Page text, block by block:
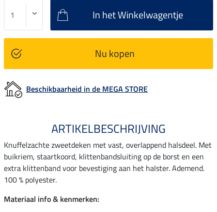
In het Winkelwagentje
Nu kopen
Beschikbaarheid in de MEGA STORE
ARTIKELBESCHRIJVING
Knuffelzachte zweetdeken met vast, overlappend halsdeel. Met
buikriem, staartkoord, klittenbandsluiting op de borst en een
extra klittenband voor bevestiging aan het halster. Ademend.
100 % polyester.
Materiaal info & kenmerken: